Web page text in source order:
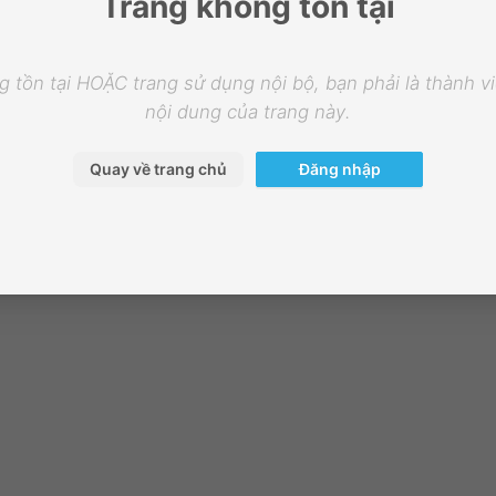
tồn tại HOẶC trang sử dụng nội bộ, bạn phải là thành
nội dung của trang này.
Quay về trang chủ Đăng nhập